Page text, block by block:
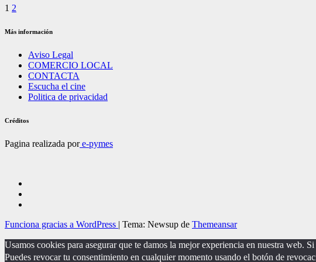
Paginación
de
1 2
Más información
Aviso Legal
COMERCIO LOCAL
CONTACTA
Escucha el cine
Politica de privacidad
Créditos
Pagina realizada pore-pymes
Funciona gracias a WordPress | Tema: Newsup de Themeansar
Usamos cookies para asegurar que te damos la mejor experiencia en nuestra web.
Puedes revocar tu consentimiento en cualquier momento usando el botón de